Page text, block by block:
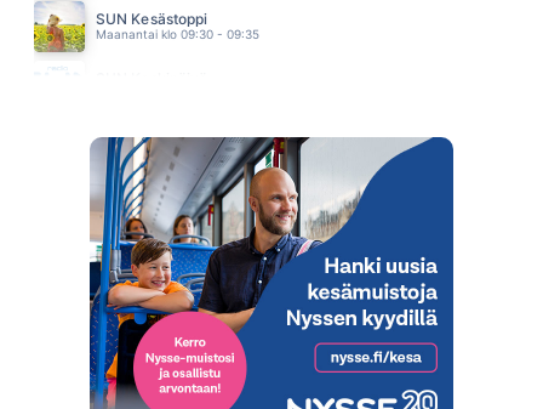
SUN Kesästoppi
Maanantai klo 09:30 - 09:35